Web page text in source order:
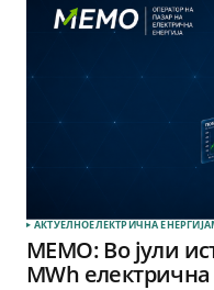
АКТУЕЛНОЕЛЕКТРИЧНА ЕНЕРГИЈА
МЕМО: Во јули
MWh електрична